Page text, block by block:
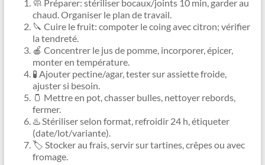
🧼 Préparer: stériliser bocaux/joints 10 min, garder au
chaud. Organiser le plan de travail.
🔪 Cuire le fruit: compoter le coing avec citron; vérifier
la tendreté.
🍎 Concentrer le jus de pomme, incorporer, épicer,
monter en température.
🧪 Ajouter pectine/agar, tester sur assiette froide,
ajuster si besoin.
🫙 Mettre en pot, chasser bulles, nettoyer rebords,
fermer.
♨️ Stériliser selon format, refroidir 24 h, étiqueter
(date/lot/variante).
🏷️ Stocker au frais, servir sur tartines, crêpes ou avec
fromage.